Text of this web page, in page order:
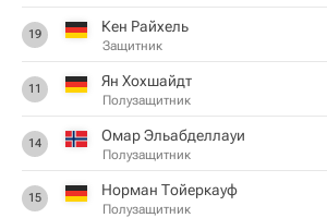
19 Кен Райхель
Защитник
11 Ян Хохшайдт
Полузащитник
14 Омар Эльабделлауи
Полузащитник
15 Норман Тойеркауф
Полузащитник